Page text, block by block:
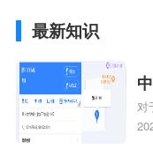
最新知识
对
好